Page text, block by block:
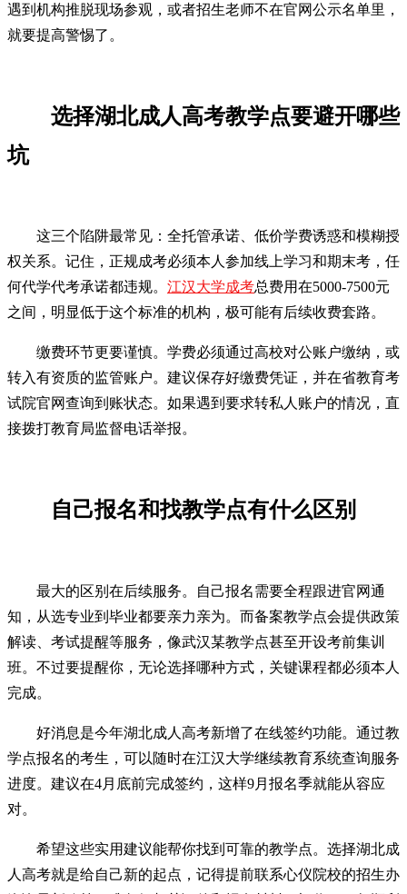
遇到机构推脱现场参观，或者招生老师不在官网公示名单里，
就要提高警惕了。
选择湖北成人高考教学点要避开哪些
坑
这三个陷阱最常见：全托管承诺、低价学费诱惑和模糊授
权关系。记住，正规成考必须本人参加线上学习和期末考，任
何代学代考承诺都违规。 江汉大学成考总费用在5000-7500元
之间，明显低于这个标准的机构，极可能有后续收费套路。
缴费环节更要谨慎。学费必须通过高校对公账户缴纳，或
转入有资质的监管账户。建议保存好缴费凭证，并在省教育考
试院官网查询到账状态。如果遇到要求转私人账户的情况，直
接拨打教育局监督电话举报。
自己报名和找教学点有什么区别
最大的区别在后续服务。自己报名需要全程跟进官网通
知，从选专业到毕业都要亲力亲为。而备案教学点会提供政策
解读、考试提醒等服务，像武汉某教学点甚至开设考前集训
班。不过要提醒你，无论选择哪种方式，关键课程都必须本人
完成。
好消息是今年湖北成人高考新增了在线签约功能。通过教
学点报名的考生，可以随时在江汉大学继续教育系统查询服务
进度。建议在4月底前完成签约，这样9月报名季就能从容应
对。
希望这些实用建议能帮你找到可靠的教学点。选择湖北成
人高考就是给自己新的起点，记得提前联系心仪院校的招生办